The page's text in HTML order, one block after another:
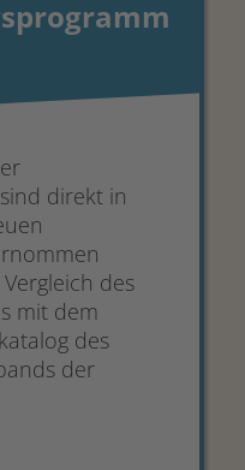
direkt in
des
mit dem
des
der